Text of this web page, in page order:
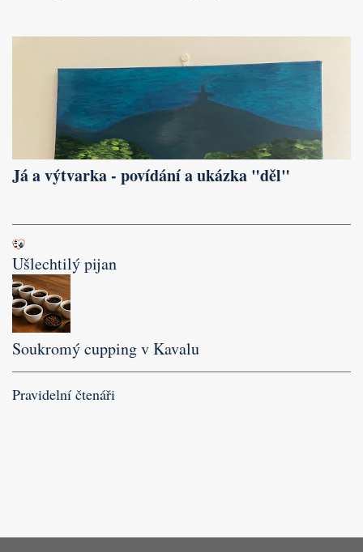
Já a výtvarka - povídání a ukázka "děl"
Ušlechtilý pijan
Soukromý cupping v Kavalu
Pravidelní čtenáři